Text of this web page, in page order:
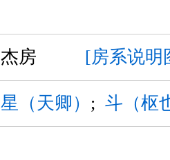
杰房 [房系说明
星（天卿） ; 斗（枢